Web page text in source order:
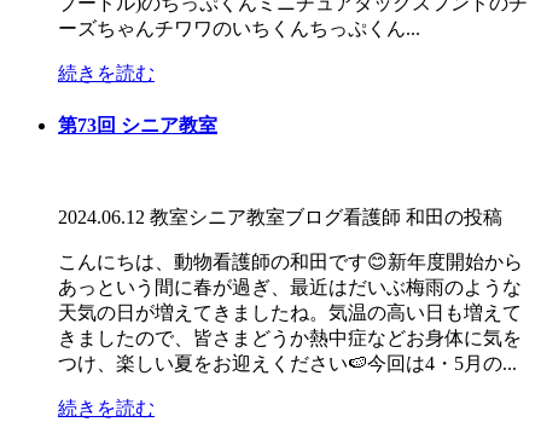
ーズちゃんチワワのいちくんちっぷくん...
続きを読む
第73回 シニア教室
2024.06.12 教室シニア教室ブログ看護師 和田の投稿
こんにちは、動物看護師の和田です😊新年度開始から
あっという間に春が過ぎ、最近はだいぶ梅雨のような
天気の日が増えてきましたね。気温の高い日も増えて
きましたので、皆さまどうか熱中症などお身体に気を
つけ、楽しい夏をお迎えください🍉今回は4・5月の...
続きを読む